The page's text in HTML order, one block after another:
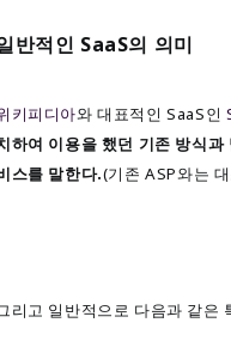
반적인 SaaS의 의미
키피디아와 대표적인 SaaS인
하여 이용을 했던 기존 방식
스를 말한다.(기존 ASP와는
리고 일반적으로 다음과 같은